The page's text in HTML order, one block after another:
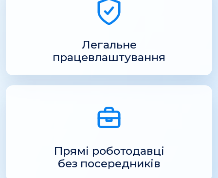
Легальне
працевлаштування
Прямі роботодавці
без посередників